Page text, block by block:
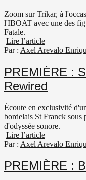
Zoom sur Trikar, à
l'IBOAT avec une des
Fatale.
Lire l’article
Par : Axel Arevalo
PREMIÈRE :
Rewired
Écoute en exclusivité
bordelais St Franck
d'odyssée sonore.
Lire l’article
Par : Axel Arevalo
PREMIÈRE :